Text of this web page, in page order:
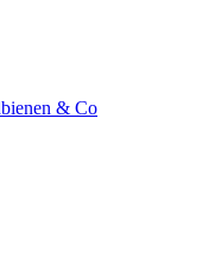
& Co